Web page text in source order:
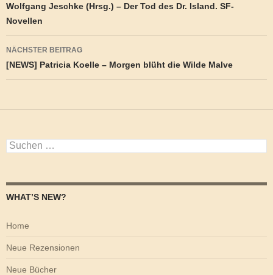
Wolfgang Jeschke (Hrsg.) – Der Tod des Dr. Island. SF-
Novellen
NÄCHSTER BEITRAG
[NEWS] Patricia Koelle – Morgen blüht die Wilde Malve
Suchen
nach:
WHAT’S NEW?
Home
Neue Rezensionen
Neue Bücher